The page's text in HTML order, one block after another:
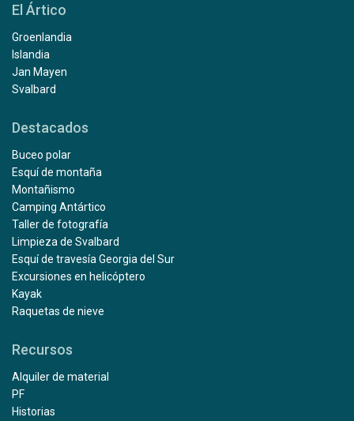
El Ártico
Groenlandia
Islandia
Jan Mayen
Svalbard
Destacados
Buceo polar
Esquí de montaña
Montañismo
Camping Antártico
Taller de fotografía
Limpieza de Svalbard
Esquí de travesía Georgia del Sur
Excursiones en helicóptero
Kayak
Raquetas de nieve
Recursos
Alquiler de material
PF
Historias